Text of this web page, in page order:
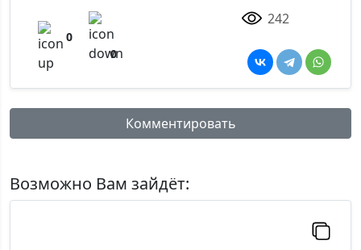
0
0
242
Комментировать
Возможно Вам зайдёт: